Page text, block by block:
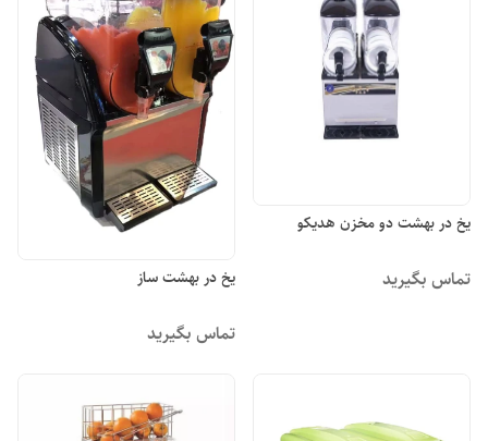
یخ در بهشت دو مخزن هدیکو
تماس بگیرید یخ در بهشت ساز
تماس بگیرید